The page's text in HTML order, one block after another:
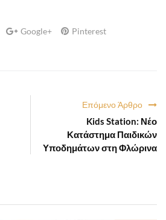
Google+
Pinterest
Επόμενο Άρθρο
Kids Station: Νέο
Κατάστημα Παιδικών
Υποδημάτων στη Φλώρινα